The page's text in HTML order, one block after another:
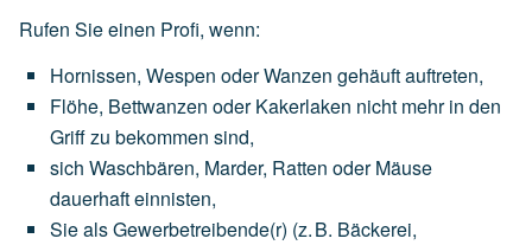
Rufen Sie einen Profi, wenn:
Hornissen, Wespen oderWanzen gehäuftauftreten,
Flöhe, Bettwanzen oder Kakerlaken nicht mehr in den
Griffzu bekommen sind,
sich Waschbären, Marder, Ratten oder Mäuse
dauerhafteinnisten,
SiealsGewerbetreibende(r) (z.B. Bäckerei,